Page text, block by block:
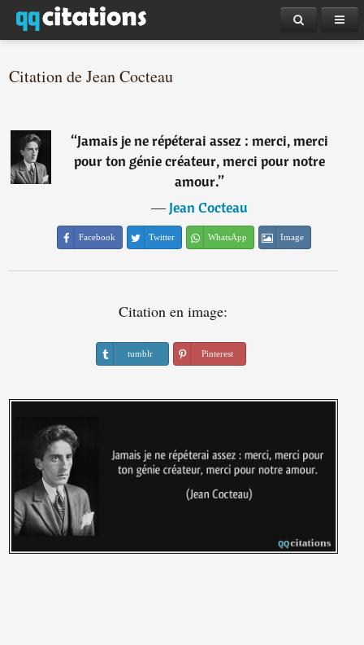
Citation de Jean Cocteau
“Jamais je ne répéterai assez : merci, merci
pour ton génie créateur, merci pour notre
amour.”
―Jean Cocteau
Facebook Twitter WhatsApp Image
Citation en image:
tumblr Pinterest